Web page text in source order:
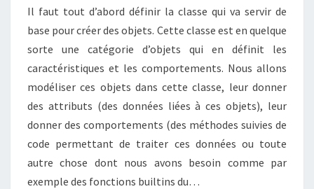
Il faut tout d’abord définir la classe qui va servir de
base pour créer des objets. Cette classe est en quelque
sorte une catégorie d’objets qui en définit les
caractéristiques et les comportements. Nous allons
modéliser ces objets dans cette classe, leur donner
des attributs (des données liées à ces objets), leur
donner des comportements (des méthodes suivies de
code permettant de traiter ces données ou toute
autre chose dont nous avons besoin comme par
exemple des fonctions builtins du…